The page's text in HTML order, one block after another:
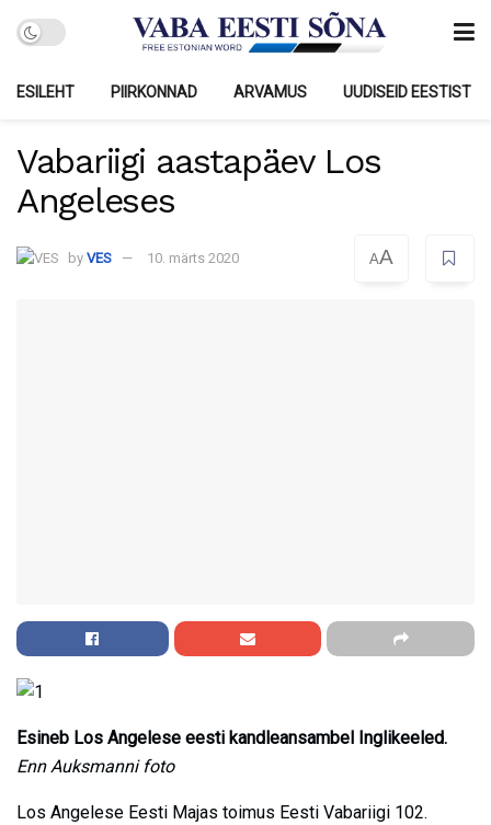
ESILEHT PIIRKONNAD ARVAMUS UUDISEID EESTIST
Vabariigi aastapäev Los
Angeleses
by VES 10. märts 2020 AA
Esineb Los Angelese eesti kandleansambel Inglikeeled.
Enn Auksmanni foto
Los Angelese Eesti Majas toimus Eesti Vabariigi 102.